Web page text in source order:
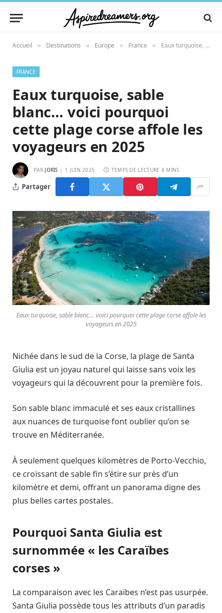
Accueil » Destinations » Europe » France » Eaux turquoise, sable blanc… voici pourquoi cette plage corse affole les voyageurs en 2025
FRANCE
Eaux turquoise, sable
blanc… voici pourquoi
cette plage corse affole les
voyageurs en 2025
PAR JORIS 1 JUIN 2025 TEMPS DE LECTURE 8 MINS
Partager
Eaux turquoise, sable blanc… voici pourquoi cette plage corse affole les
voyageurs en 2025
Nichée dans le sud de la Corse, la plage de Santa
Giulia est un joyau naturel qui laisse sans voix les
voyageurs qui la découvrent pour la première fois.
Son sable blanc immaculé et ses eaux cristallines
aux nuances de turquoise font oublier qu’on se
trouve en Méditerranée.
À seulement quelques kilomètres de Porto-Vecchio,
ce croissant de sable fin s’étire sur près d’un
kilomètre et demi, offrant un panorama digne des
plus belles cartes postales.
Pourquoi Santa Giulia est
surnommée « les Caraïbes
corses »
La comparaison avec les Caraïbes n’est pas usurpée.
Santa Giulia possède tous les attributs d’un paradis